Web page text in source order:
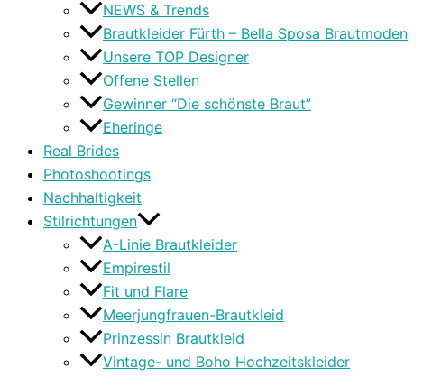
NEWS & Trends
Brautkleider Fürth – Bella Sposa Brautmoden
Unsere TOP Designer
Offene Stellen
Gewinner “Die schönste Braut”
Eheringe
Real Brides
Photoshootings
Nachhaltigkeit
Stilrichtungen
A-Linie Brautkleider
Empirestil
Fit und Flare
Meerjungfrauen-Brautkleid
Prinzessin Brautkleid
Vintage- und Boho Hochzeitskleider